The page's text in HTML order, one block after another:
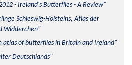
- Ireland's Butterflies - A Review
Schleswig-Holsteins, Atlas der
Widderchen
atlas of butterflies in Britain and Ireland
Deutschlands